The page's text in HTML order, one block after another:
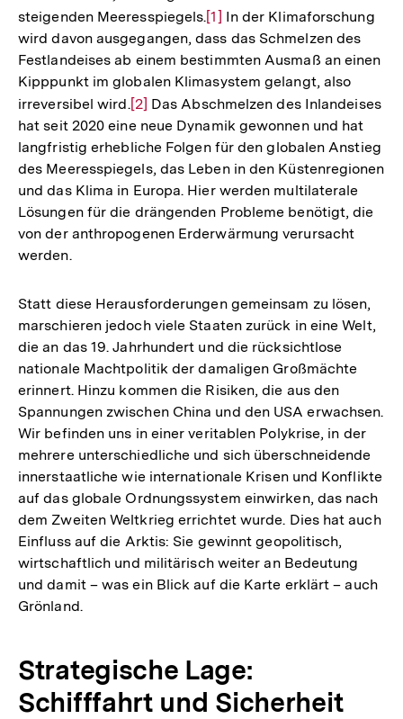
steigenden Meeresspiegels.Zur
Auflösung
der
Fußnote
[1] In der Klimaforschung
wird davon ausgegangen, dass das Schmelzen des
Festlandeises ab einem bestimmten Ausmaß an einen
Kipppunkt im globalen Klimasystem gelangt, also
irreversibel wird.Zur
Auflösung
der
Fußnote
[2] Das Abschmelzen des Inlandeises
hat seit 2020 eine neue Dynamik gewonnen und hat
langfristig erhebliche Folgen für den globalen Anstieg
des Meeresspiegels, das Leben in den Küstenregionen
und das Klima in Europa. Hier werden multilaterale
Lösungen für die drängenden Probleme benötigt, die
von der anthropogenen Erderwärmung verursacht
werden.
Statt diese Herausforderungen gemeinsam zu lösen,
marschieren jedoch viele Staaten zurück in eine Welt,
die an das 19. Jahrhundert und die rücksichtlose
nationale Machtpolitik der damaligen Großmächte
erinnert. Hinzu kommen die Risiken, die aus den
Spannungen zwischen China und den USA erwachsen.
Wir befinden uns in einer veritablen Polykrise, in der
mehrere unterschiedliche und sich überschneidende
innerstaatliche wie internationale Krisen und Konflikte
auf das globale Ordnungssystem einwirken, das nach
dem Zweiten Weltkrieg errichtet wurde. Dies hat auch
Einfluss auf die Arktis: Sie gewinnt geopolitisch,
wirtschaftlich und militärisch weiter an Bedeutung
und damit – was ein Blick auf die Karte erklärt – auch
Grönland.
Strategische Lage:
Schifffahrt und Sicherheit